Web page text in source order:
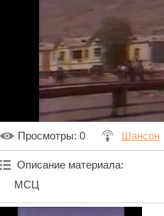
Просмотры: 0 Шансон
Описание материала:
МСЦ